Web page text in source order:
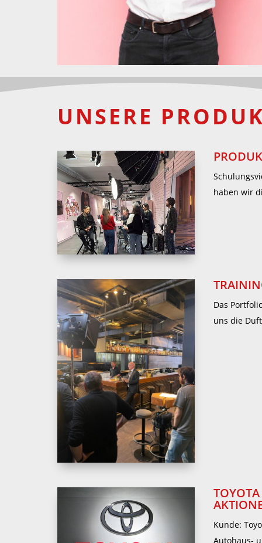
UNSERE
haben wir
Das
uns die
Kunde:
Autohaus-